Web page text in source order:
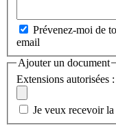
Prévenez-moi de
email
Ajouter un document
Extensions autorisées
Je veux recevoir